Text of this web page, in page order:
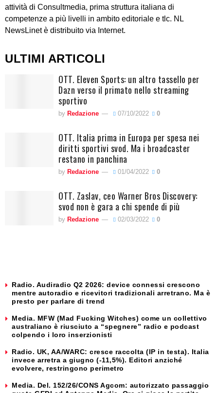
attività di Consultmedia, prima struttura italiana di
competenze a più livelli in ambito editoriale e tlc. NL
NewsLinet è distribuito via Internet.
ULTIMI ARTICOLI
OTT. Eleven Sports: un altro tassello per
Dazn verso il primato nello streaming
sportivo
by Redazione 07/10/2022 0
OTT. Italia prima in Europa per spesa nei
diritti sportivi svod. Ma i broadcaster
restano in panchina
by Redazione 01/04/2022 0
OTT. Zaslav, ceo Warner Bros Discovery:
svod non è gara a chi spende di più
by Redazione 02/03/2022 0
Radio. Audiradio Q2 2026: device connessi crescono
mentre autoradio e ricevitori tradizionali arretrano. Ma è
presto per parlare di trend
Media. MFW (Mad Fucking Witches) come un collettivo
australiano è riusciuto a “spegnere” radio e podcast
colpendo i loro inserzionisti
Radio. UK, AA/WARC: cresce raccolta (IP in testa). Italia
invece arretra a giugno (-11,5%). Editori anziché
evolvere, restringono perimetro
Media. Del. 152/26/CONS Agcom: autorizzato passaggio